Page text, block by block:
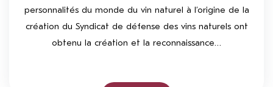
personnalités du monde du vin naturel à l’origine de la
création du Syndicat de défense des vins naturels ont
obtenu la création et la reconnaissance…